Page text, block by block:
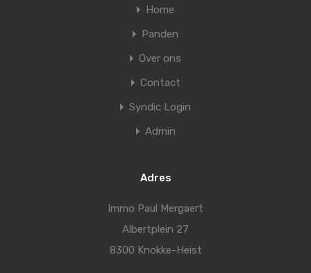
Home
Panden
Over ons
Contact
Syndic Login
Admin
Adres
Immo Paul Mergaert
Albertplein 27
8300 Knokke-Heist